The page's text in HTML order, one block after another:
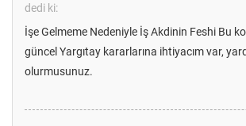
dedi ki:
İşe Gelmeme Nedeniyle İş Akdinin Feshi Bu
güncel Yargıtay kararlarına ihtiyacım var,
olurmusunuz.